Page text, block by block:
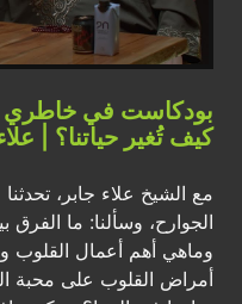
بودكاست في خاطري
كيف تُغير حياتنا؟ |
مع الشيخ علاء جابر،
الجوارح، وسألنا: ما الفرق
وماهي أهم أعمال القلوب
أمراض القلوب على محبة